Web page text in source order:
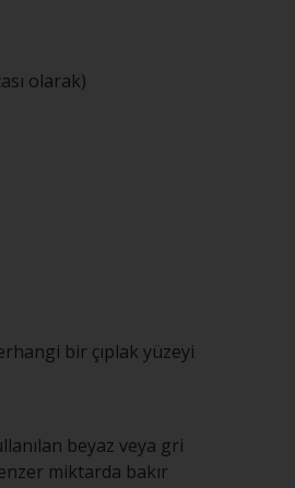
olarak)
bir çıplak yüzeyi
beyaz veya gri
miktarda bakır